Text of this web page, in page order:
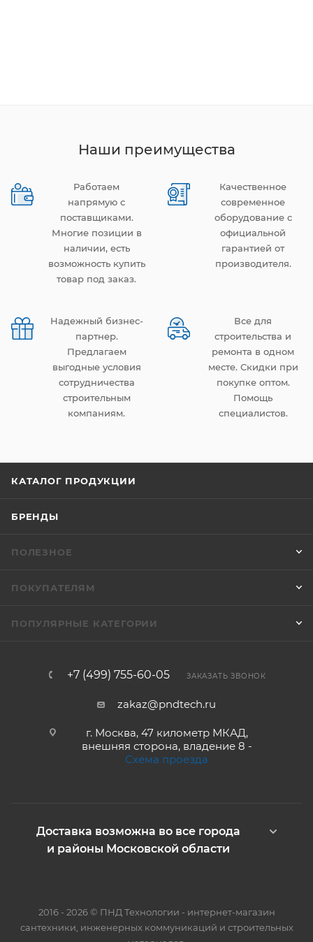
Наши преимущества
Работаем
напрямую с
поставщиками.
Многие позиции в
наличии, есть
возможность купить
товар под заказ.
Качественное
современное
оборудование с
официальной
гарантией от
производителя.
Надежный бизнес-
партнер.
Предлагаем
выгодные условия
сотрудничества
строительным
компаниям.
Все для
строительства и
ремонта в одном
месте. Скидки при
покупке оптом.
Помощь
специалистов.
КАТАЛОГ ПРОДУКЦИИ
БРЕНДЫ
ПОЛЕЗНОЕ
ПОКУПАТЕЛЯМ
ПОПУЛЯРНЫЕ КАТЕГОРИИ
+7 (499) 755-60-05 ЗАКАЗАТЬ ЗВОНОК
zakaz@pndtech.ru
г. Москва, 47 километр МКАД,
внешняя сторона, владение 8 -
Схема проезда
Доставка возможна во все города
и районы Московской области
2016 - 2026 © ПНД Технологии - интернет-магазин
сантехники, инженерных коммуникаций и строительных